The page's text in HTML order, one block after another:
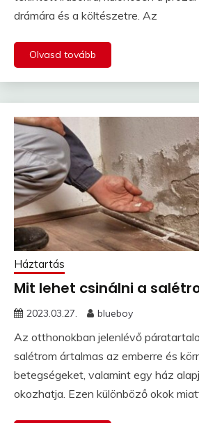
drámára és a költészetre. Az
Olvasd tovább
Háztartás
Mit lehet csinálni a
2023.03.27. blueboy
Az otthonokban jelenlévő
salétrom ártalmas az emberre és
betegségeket, valamint egy ház
okozhatja. Ezen különböző okok